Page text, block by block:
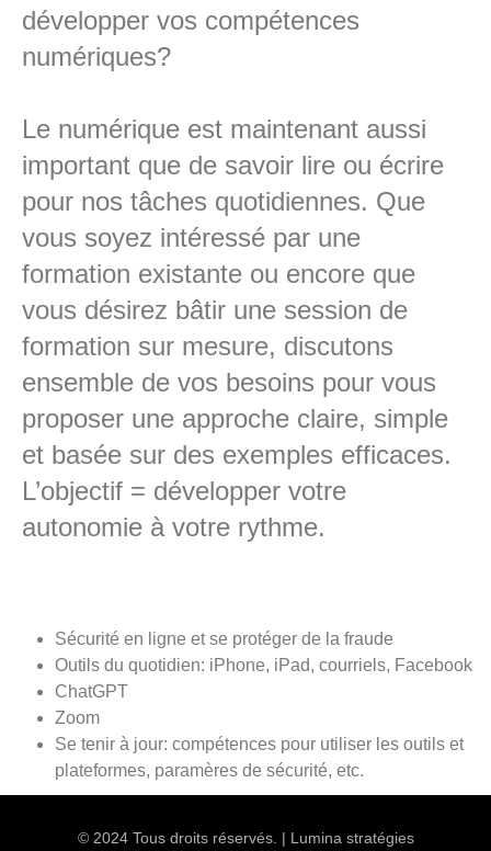
développer vos compétences
numériques?
Le numérique est maintenant aussi
important que de savoir lire ou écrire
pour nos tâches quotidiennes. Que
vous soyez intéressé par une
formation existante ou encore que
vous désirez bâtir une session de
formation sur mesure, discutons
ensemble de vos besoins pour vous
proposer une approche claire, simple
et basée sur des exemples efficaces.
L’objectif = développer votre
autonomie à votre rythme.
Sécurité en ligne et se protéger de la fraude
Outils du quotidien: iPhone, iPad, courriels, Facebook
ChatGPT
Zoom
Se tenir à jour: compétences pour utiliser les outils et
plateformes, paramères de sécurité, etc.
© 2024 Tous droits réservés. | Lumina stratégies